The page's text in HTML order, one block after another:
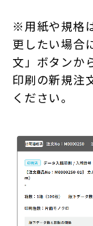
※用紙や規格
更したい場合
文」ボタンか
印刷の新規注
ください。